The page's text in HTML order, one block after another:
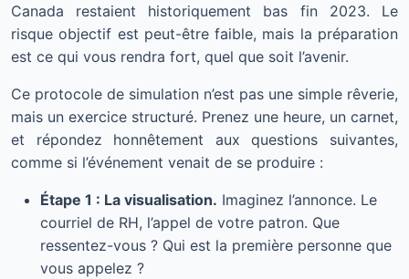
Canada restaient historiquement bas fin 2023. Le
risque objectif est peut-être faible, mais la préparation
est ce qui vous rendra fort, quel que soit l’avenir.
Ce protocole de simulation n’est pas une simple rêverie,
mais un exercice structuré. Prenez une heure, un carnet,
et répondez honnêtement aux questions suivantes,
comme si l’événement venait de se produire :
Étape 1 : La visualisation. Imaginez l’annonce. Le
courriel de RH, l’appel de votre patron. Que
ressentez-vous ? Qui est la première personne que
vous appelez ?